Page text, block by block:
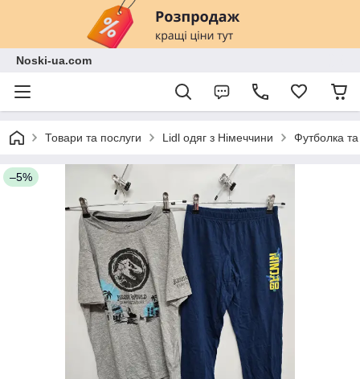
Noski-ua.com
Товари та послуги Lidl одяг з Німеччини Футболка
–5%